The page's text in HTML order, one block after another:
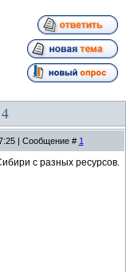
| Сообщение # 1
с разных ресурсов.